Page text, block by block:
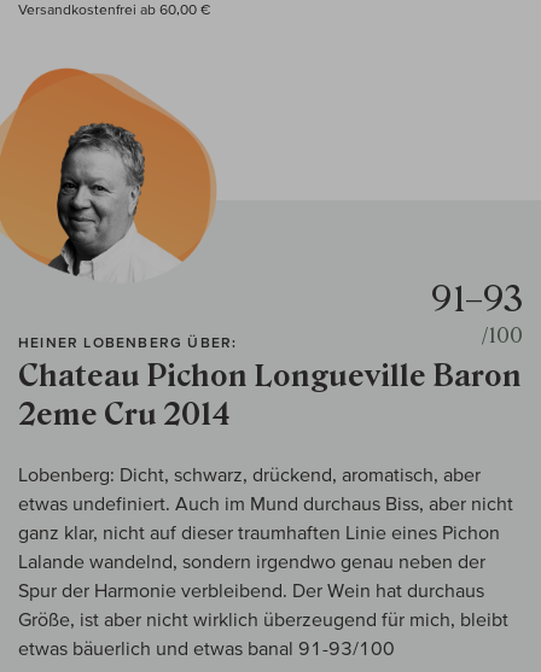
Versandkostenfrei ab 60,00 €
HEINER LOBENBERG ÜBER:
Chateau Pichon Longueville Baron
2eme Cru 2014
91–93
/100
Lobenberg: Dicht, schwarz, drückend, aromatisch, aber
etwas undefiniert. Auch im Mund durchaus Biss, aber nicht
ganz klar, nicht auf dieser traumhaften Linie eines Pichon
Lalande wandelnd, sondern irgendwo genau neben der
Spur der Harmonie verbleibend. Der Wein hat durchaus
Größe, ist aber nicht wirklich überzeugend für mich, bleibt
etwas bäuerlich und etwas banal 91-93/100